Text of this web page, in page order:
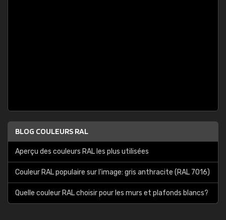
BLOG COULEURS RAL
Aperçu des couleurs RAL les plus utilisées
Couleur RAL populaire sur l'image: gris anthracite (RAL 7016)
Quelle couleur RAL choisir pour les murs et plafonds blancs?